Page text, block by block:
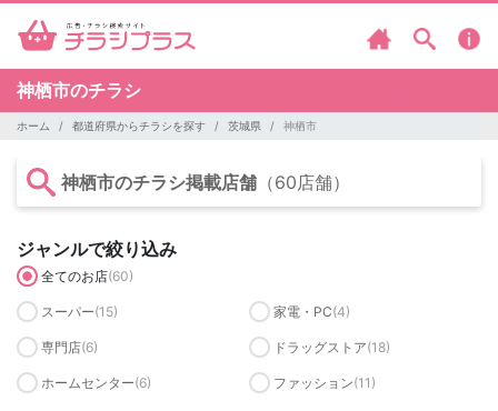
神栖市のチラシ
ホーム 都道府県からチラシを探す 茨城県 神栖市
神栖市のチラシ掲載店舗 （60店舗）
ジャンルで絞り込み
全てのお店(60)
スーパー(15) 家電・PC(4)
専門店(6) ドラッグストア(18)
ホームセンター(6) ファッション(11)